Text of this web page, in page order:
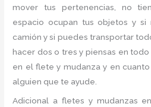
mover tus pertenencias, no
espacio ocupan tus objetos y si
camión y si puedes transportar
hacer dos o tres y piensas en
en el flete y mudanza y en
alguien que te ayude.
Adicional a fletes y mudanzas